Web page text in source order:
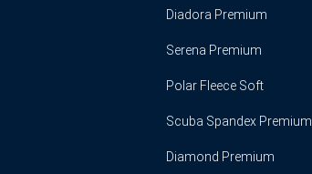
Diadora Premium
Serena Premium
Polar Fleece Soft
Scuba Spandex Premium
Diamond Premium